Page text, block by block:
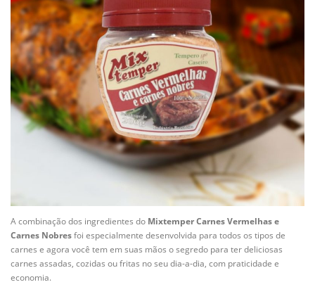
A combinação dos ingredientes do Mixtemper Carnes Vermelhas e
Carnes Nobresfoi especialmente desenvolvida para todos os tipos de
carnes e agora você tem em suas mãos o segredo para ter deliciosas
carnes assadas, cozidas ou fritas no seu dia-a-dia, com praticidade e
economia.